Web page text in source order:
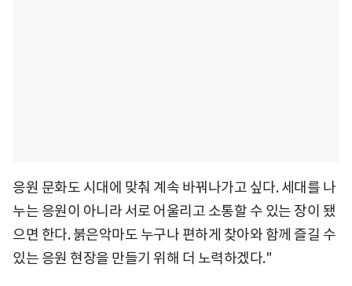
응원 문화도 시대에 맞춰 계속 바꿔나가고 싶다. 세대를 나
누는 응원이 아니라 서로 어울리고 소통할 수 있는 장이 됐
으면 한다. 붉은악마도 누구나 편하게 찾아와 함께 즐길 수
있는 응원 현장을 만들기 위해 더 노력하겠다."